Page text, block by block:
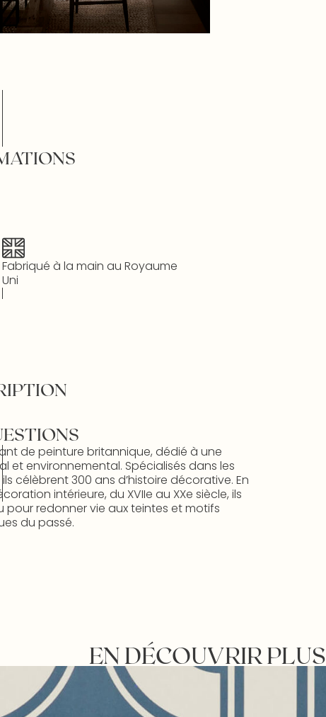
Fabriqué à la main au Royaume
Uni
de peinture britannique, dédié à une
et environnemental. Spécialisés dans les
célèbrent 300 ans d’histoire décorative. En
intérieure, du XVIIe au XXe siècle, ils
redonner vie aux teintes et motifs
du passé.
EN DÉCOUVRIR PLUS